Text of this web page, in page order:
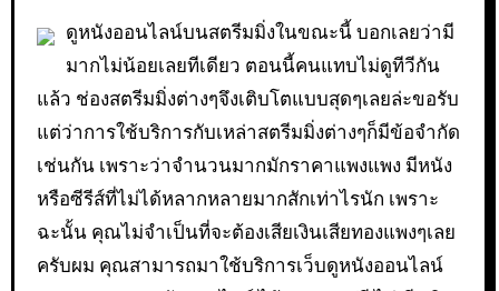
ดูหนังออนไลน์บนสตรีมมิ่งในขณะนี้ บอกเลยว่ามี
มากไม่น้อยเลยทีเดียว ตอนนี้คนแทบไม่ดูทีวีกัน
แล้ว ช่องสตรีมมิ่งต่างๆจึงเติบโตแบบสุดๆเลยล่ะขอรับ
แต่ว่าการใช้บริการกับเหล่าสตรีมมิ่งต่างๆก็มีข้อจำกัด
เช่นกัน เพราะว่าจำนวนมากมักราคาแพงแพง มีหนัง
หรือซีรีส์ที่ไม่ได้หลากหลายมากสักเท่าไรนัก เพราะ
ฉะนั้น คุณไม่จำเป็นที่จะต้องเสียเงินเสียทองแพงๆเลย
ครับผม คุณสามารถมาใช้บริการเว็บดูหนังออนไลน์